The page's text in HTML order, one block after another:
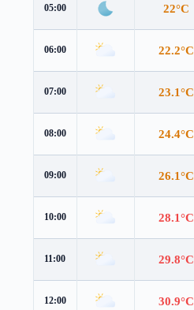
05:00 22°C
06:00 22.2°C
07:00 23.1°C
08:00 24.4°C
09:00 26.1°C
10:00 28.1°C
11:00 29.8°C
12:00 30.9°C